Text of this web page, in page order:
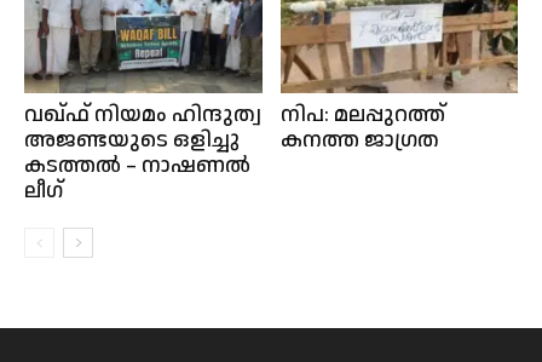
വഖ്‌ഫ് നിയമം ഹിന്ദുത്വ
അജണ്ടയുടെ ഒളിച്ചു
കടത്തൽ – നാഷണൽ
ലീഗ്
നിപ: മലപ്പുറത്ത്
കനത്ത ജാഗ്രത